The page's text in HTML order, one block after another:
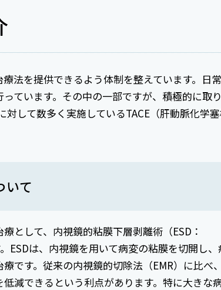
法を提供できるよう体制を整えています。日
ています。その中の一部ですが、積極的に取
して数多く実施しているTACE（肝動脈化学
いて
として、内視鏡的粘膜下層剥離術（ESD：
は、内視鏡を用いて病変の粘膜を切開し、
です。従来の内視鏡的切除法（EMR）に比べ
減できるという利点があります。特に大きな